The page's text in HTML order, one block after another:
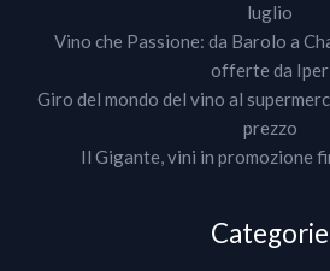
luglio
Vino che Passione: da Barolo a
offerte da Iper
Giro del mondo del vino al
prezzo
Il Gigante, vini in promozione
Categorie